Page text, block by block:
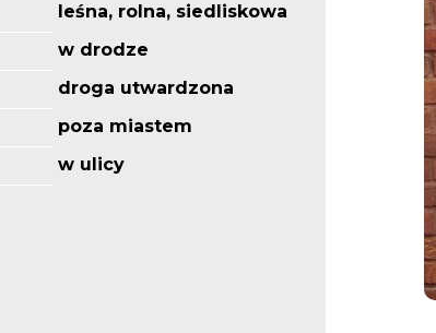
leśna, rolna, siedliskowa
w drodze
droga utwardzona
poza miastem
w ulicy